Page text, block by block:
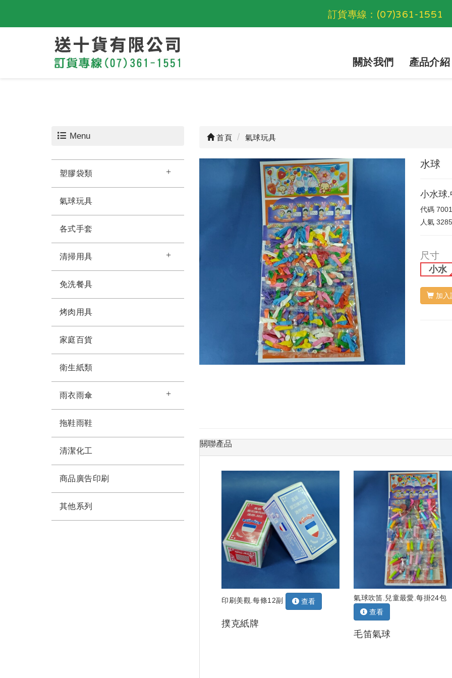
訂貨專線： (07)361-1551
關於我們 產品介紹
Menu
塑膠袋類
氣球玩具
各式手套
清掃用具
免洗餐具
烤肉用具
家庭百貨
衛生紙類
雨衣雨傘
拖鞋雨鞋
清潔化工
商品廣告印刷
其他系列
首頁 氣球玩具
水球
小水球
代碼7001
人氣3285
尺寸
小水
加入
關聯產品
印刷美觀.每條12副 查看
撲克紙牌
氣球吹笛.兒童最愛.每掛24包
查看
毛笛氣球